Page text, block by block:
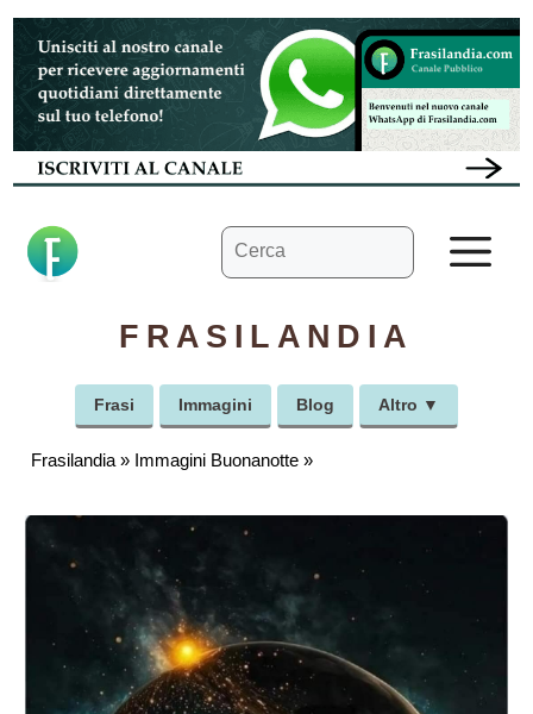
Vai
contenuto
Ricerca
per:
FRASILANDIA
Frasi Immagini Blog Altro ▼
Frasilandia » Immagini Buonanotte »